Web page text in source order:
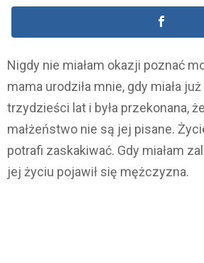
Nigdy nie miałam okazji poznać
mama urodziła mnie, gdy miała
trzydzieści lat i była przekonana,
małżeństwo nie są jej pisane.
potrafi zaskakiwać. Gdy miałam
jej życiu pojawił się mężczyzna.